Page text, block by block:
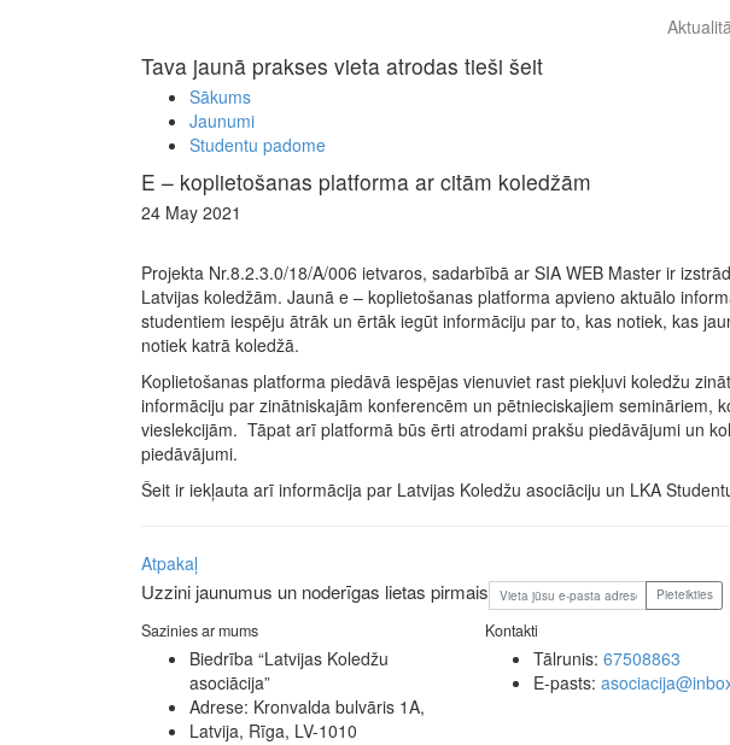
Tava jaunā prakses vieta atrodas tieši šeit
Sākums
Jaunumi
Studentu padome
E – koplietošanas platforma ar citām koledžām
24 May 2021
Projekta Nr.8.2.3.0/18/A/006 ietvaros, sadarbībā ar SIA WEB Master ir
Latvijas koledžām. Jaunā e – koplietošanas platforma apvieno aktuālo
studentiem iespēju ātrāk un ērtāk iegūt informāciju par to, kas notiek, kas
notiek katrā koledžā.
Koplietošanas platforma piedāvā iespējas vienuviet rast piekļuvi koledžu
informāciju par zinātniskajām konferencēm un pētnieciskajiem semināriem,
vieslekcijām. Tāpat arī platformā būs ērti atrodami prakšu piedāvājumi un
piedāvājumi.
Šeit ir iekļauta arī informācija par Latvijas Koledžu asociāciju un LKA
Atpakaļ
Uzzini jaunumus un noderīgas lietas pirmais Pieteikties
Sazinies ar mums
Biedrība “Latvijas Koledžu
asociācija”
Adrese: Kronvalda bulvāris 1A,
Latvija, Rīga, LV-1010
Kontakti
Tālrunis: 67508863
E-pasts: